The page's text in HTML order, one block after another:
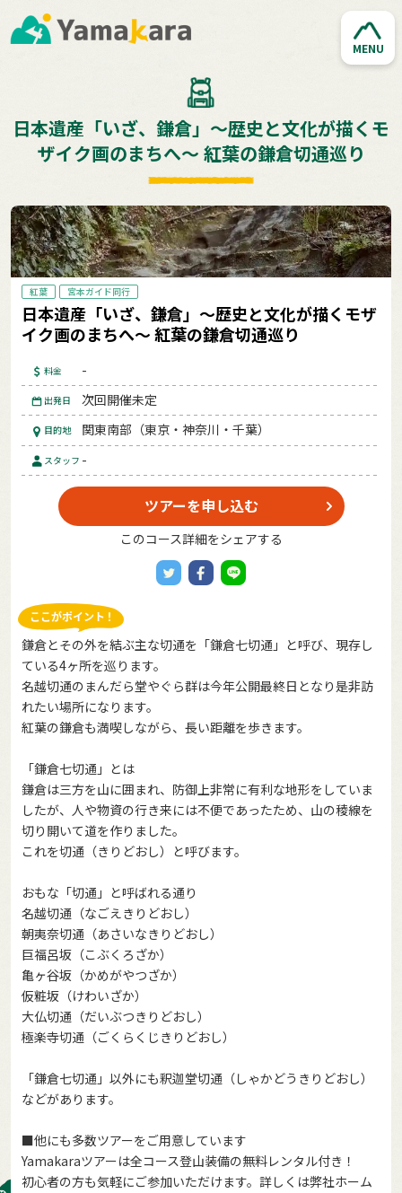
MENU
日本遺産「いざ、鎌倉」～歴史と文化が描くモ
ザイク画のまちへ～ 紅葉の鎌倉切通巡り
紅葉 宮本ガイド同行
日本遺産「いざ、鎌倉」～歴史と文化が描くモザ
イク画のまちへ～ 紅葉の鎌倉切通巡り
料金 -
出発日 次回開催未定
目的地 関東南部（東京・神奈川・千葉）
スタッフ -
ツアーを申し込む
このコース詳細をシェアする
鎌倉とその外を結ぶ主な切通を「鎌倉七切通」と呼び、現存し
ている4ヶ所を巡ります。
名越切通のまんだら堂やぐら群は今年公開最終日となり是非訪
れたい場所になります。
紅葉の鎌倉も満喫しながら、長い距離を歩きます。
「鎌倉七切通」とは
鎌倉は三方を山に囲まれ、防御上非常に有利な地形をしていま
したが、人や物資の行き来には不便であったため、山の稜線を
切り開いて道を作りました。
これを切通（きりどおし）と呼びます。
おもな「切通」と呼ばれる通り
名越切通（なごえきりどおし）
朝夷奈切通（あさいなきりどおし）
巨福呂坂（こぶくろざか）
亀ヶ谷坂（かめがやつざか）
仮粧坂（けわいざか）
大仏切通（だいぶつきりどおし）
極楽寺切通（ごくらくじきりどおし）
「鎌倉七切通」以外にも釈迦堂切通（しゃかどうきりどおし）
などがあります。
■他にも多数ツアーをご用意しています
Yamakaraツアーは全コース登山装備の無料レンタル付き！
初心者の方も気軽にご参加いただけます。詳しくは弊社ホーム